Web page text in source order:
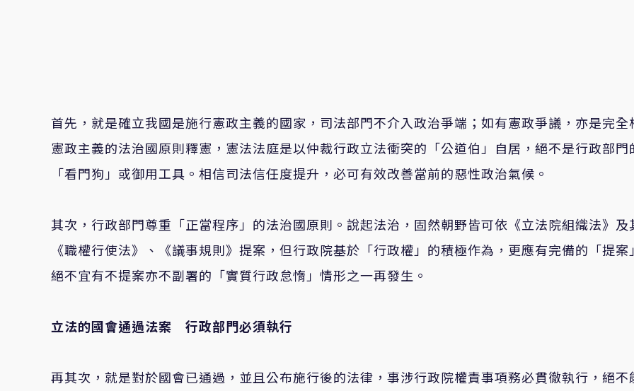
首先，就是確立我國是施行憲政主義的國家，司法部門不介入政治爭端；如有憲政爭議，亦是完全
憲政主義的法治國原則釋憲，憲法法庭是以仲裁行政立法衝突的「公道伯」自居，絕不是行政部門
「看門狗」或御用工具。相信司法信任度提升，必可有效改善當前的惡性政治氣候。
其次，行政部門尊重「正當程序」的法治國原則。說起法治，固然朝野皆可依《立法院組織法》及
《職權行使法》、《議事規則》提案，但行政院基於「行政權」的積極作為，更應有完備的「提案
絕不宜有不提案亦不副署的「實質行政怠惰」情形之一再發生。
立法的國會通過法案 行政部門必須執行
再其次，就是對於國會已通過，並且公布施行後的法律，事涉行政院權責事項務必貫徹執行，絕不